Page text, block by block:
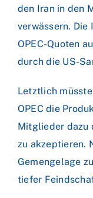
den Iran in den
verwässern.
OPEC-Quoten
durch die US-
Letztlich
OPEC die
Mitglieder dazu
zu akzeptieren.
Gemengelage
tiefer